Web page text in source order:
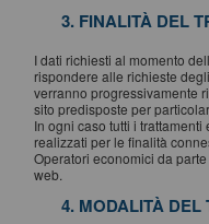
3. FINALITÀ DEL
I dati richiesti al momento
rispondere alle richieste
verranno progressivamente
sito predisposte per
In ogni caso tutti i
realizzati per le finalità
Operatori economici da
web.
4. MODALITÀ DEL